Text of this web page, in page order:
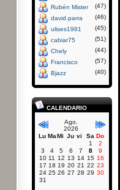
Rubén Mister
(47)
david.parra
(46)
ulises1981
(45)
cabiar75
(51)
Chely
(44)
Francisco
(57)
Bjazz
(40)
CALENDARIO
Ago.
2026
Lu MaMi Ju vi Sa Do
1
2
3
4 5 6 7 8
9
10 11 12 13 14 15 16
17 18 19 20 21 22 23
24 25 26 27 28 29 30
31